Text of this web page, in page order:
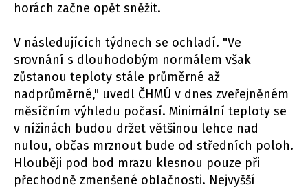
horách začne opět sněžit.
V následujících týdnech se ochladí. "Ve
srovnání s dlouhodobým normálem však
zůstanou teploty stále průměrné až
nadprůměrné," uvedl ČHMÚ v dnes zveřejněném
měsíčním výhledu počasí. Minimální teploty se
v nížinách budou držet většinou lehce nad
nulou, občas mrznout bude od středních poloh.
Hlouběji pod bod mrazu klesnou pouze při
přechodně zmenšené oblačnosti. Nejvyšší